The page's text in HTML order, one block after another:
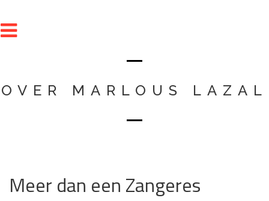
OVER MARLOUS LAZAL
Meer dan een Zangeres